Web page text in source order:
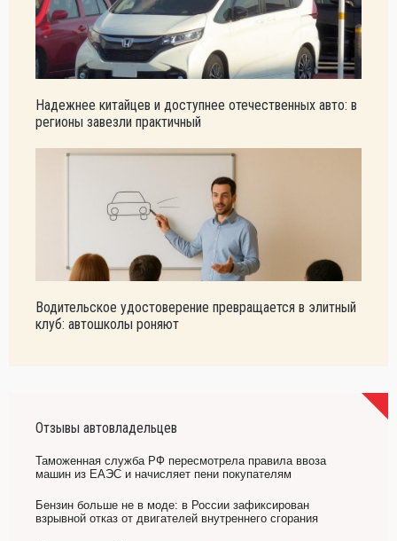
Надежнее китайцев и доступнее отечественных авто: в
регионы завезли практичный
Водительское удостоверение превращается в элитный
клуб: автошколы роняют
Отзывы автовладельцев
Таможенная служба РФ пересмотрела правила ввоза
машин из ЕАЭС и начисляет пени покупателям
Бензин больше не в моде: в России зафиксирован
взрывной отказ от двигателей внутреннего сгорания